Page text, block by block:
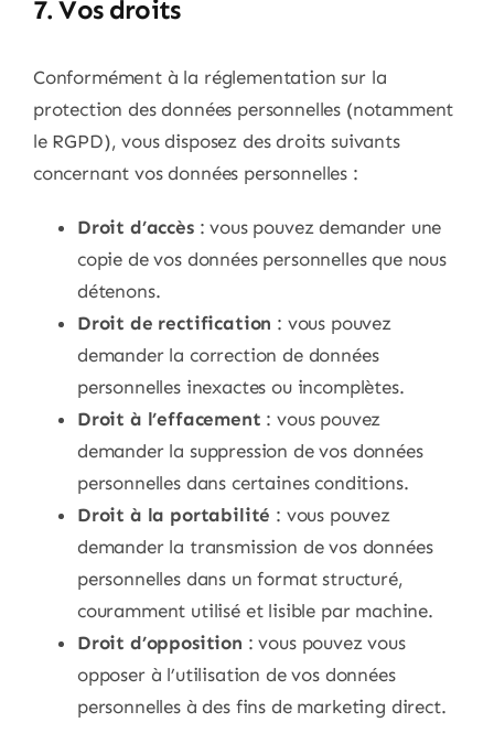
7. Vos droits
Conformément à la réglementation sur la
protection des données personnelles (notamment
le RGPD), vous disposez des droits suivants
concernant vos données personnelles :
Droit d’accès: vous pouvez demander une
copie de vos données personnelles que nous
détenons.
Droit de rectification : vous pouvez
demander la correction de données
personnelles inexactes ou incomplètes.
Droit à l’effacement : vous pouvez
demander la suppression de vos données
personnelles dans certaines conditions.
Droit à la portabilité : vous pouvez
demander la transmission de vos données
personnelles dans un format structuré,
couramment utilisé et lisible par machine.
Droit d’opposition : vous pouvez vous
opposer à l’utilisation de vos données
personnelles à des fins de marketing direct.